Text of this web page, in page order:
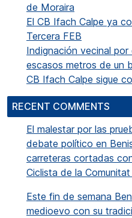
de Moraira
El CB Ifach Calpe ya
Tercera FEB
Indignación vecinal
escasos metros de un
CB Ifach Calpe sigue
RECENT COMMENTS
El malestar por las
debate político en
carreteras cortadas
Ciclista de la
Este fin de semana
medioevo con su